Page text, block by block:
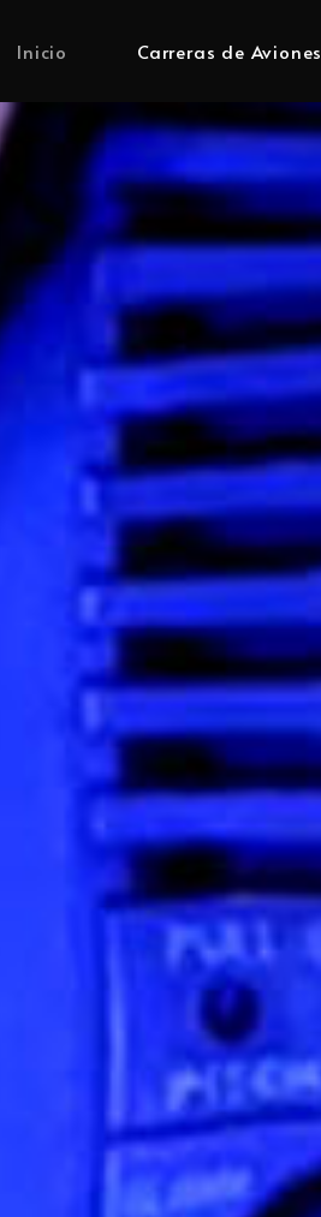
Inicio Carreras de Aviones